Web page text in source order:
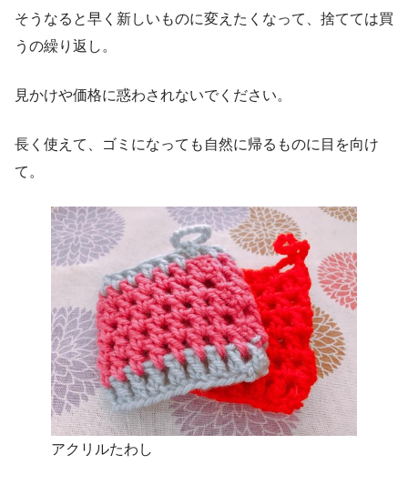
そうなると早く新しいものに変えたくなって、捨てては買
うの繰り返し。
見かけや価格に惑わされないでください。
長く使えて、ゴミになっても自然に帰るものに目を向け
て。
アクリルたわし